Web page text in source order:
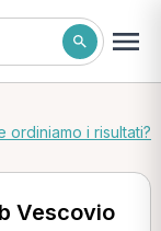
ordiniamo i risultati?
Vescovio